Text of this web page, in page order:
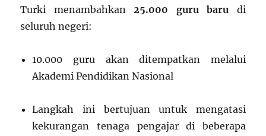
Turki menambahkan25.000 guru baru di
seluruh negeri:
10.000 guru akan ditempatkan melalui
Akademi Pendidikan Nasional
Langkah ini bertujuan untuk mengatasi
kekurangan tenaga pengajar di beberapa